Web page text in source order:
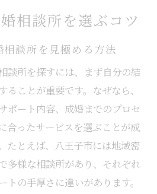
用した効率的な八王子婚活
強い結婚相談所活用の秘訣
結婚相談所の賢い使い方
比較した結婚相談所の選び
談所探しの秘訣
相談所を選ぶコツ
談所を見極める方法
談所を探すには、まず自分の結
ことが重要です。なぜなら、
ポート内容、成婚までのプロセ
合ったサービスを選ぶことが成
たとえば、八王子市には地域密
多様な相談所があり、それぞれ
トの手厚さに違いがあります。